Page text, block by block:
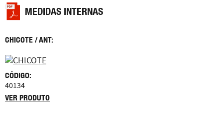
MEDIDAS INTERNAS
CHICOTE / ANT:
CÓDIGO:
40134
VER PRODUTO